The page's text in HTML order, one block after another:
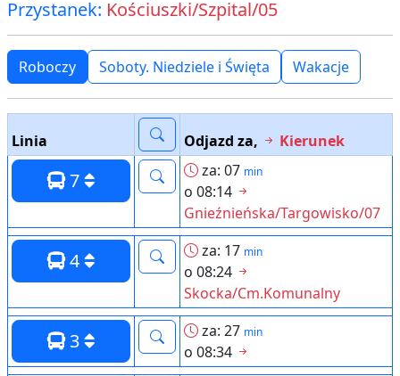
Przystanek: Kościuszki/Szpital/05
Roboczy Soboty. Niedziele i Święta Wakacje
Linia Odjazd za, Kierunek
7 za: 07 min
o 08:14
Gnieźnieńska/Targowisko/07
4 za: 17 min
o 08:24
Skocka/Cm.Komunalny
3 za: 27 min
o 08:34